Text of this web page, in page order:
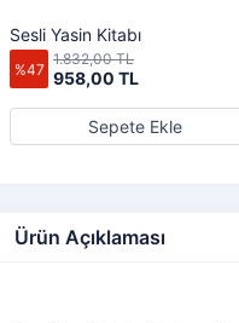
Sesli Yasin Kitabı
%47 958,00 TL
1.832,00 TL
Sepete Ekle
Ürün Açıklaması